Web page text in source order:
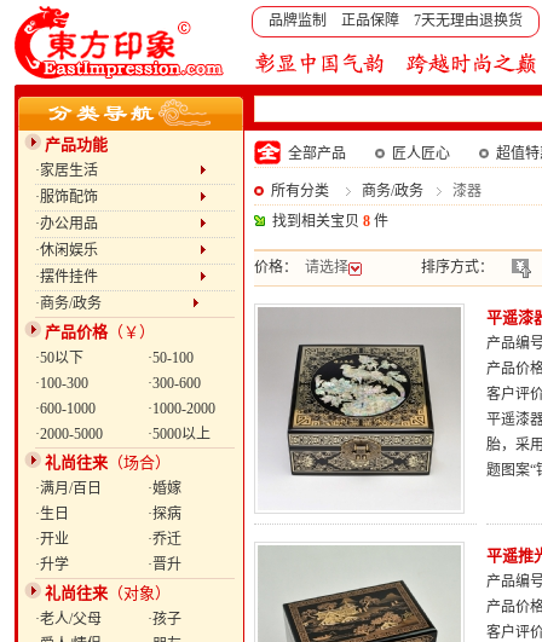
品牌监制 正品保障 7天无理由退换货
产品功能
·家居生活
·服饰配饰
·办公用品
·休闲娱乐
·摆件挂件
·商务/政务
产品价格（￥）
·50以下
·50-100
·100-300
·300-600
·600-1000
·1000-2000
·2000-5000
·5000以上
礼尚往来 （场合）
·满月/百日
·婚嫁
·生日
·探病
·开业
·乔迁
·升学
·晋升
礼尚往来 （对象）
·老人/父母
·孩子
全部产品 匠人匠心 超值
所有分类 商务/政务
漆器
找到相关宝贝 8 件
价格： 请选择 排序方式：
平遥漆
产品编
产品价
客户评
平遥漆
胎，采
题图案“
平遥推
产品编
产品价
客户评